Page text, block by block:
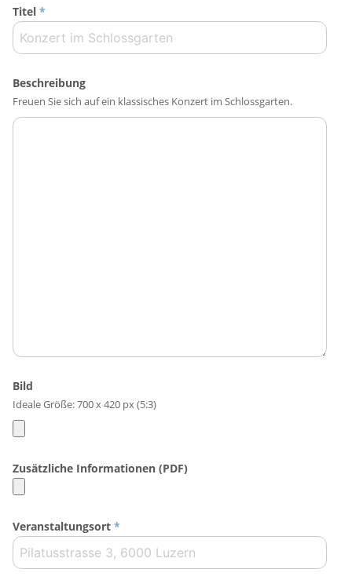
Titel *
Beschreibung
Freuen Sie sich auf ein klassisches Konzert im Schlossgarten.
Bild
Ideale Größe: 700 x 420 px (5:3)
Zusätzliche Informationen (PDF)
Veranstaltungsort *